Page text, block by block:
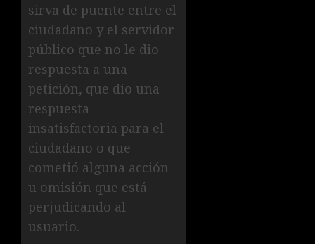
sirva de puente entre el
ciudadano y el servidor
público que no le dio
respuesta a una
petición, que dio una
respuesta
insatisfactoria para el
ciudadano o que
cometió alguna acción
u omisión que está
perjudicando al
usuario.